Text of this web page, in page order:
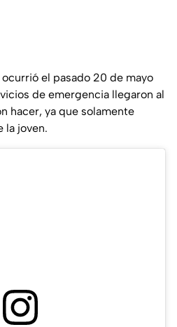
el pasado 20 de mayo
de emergencia llegaron al
hacer, ya que solamente
la joven.